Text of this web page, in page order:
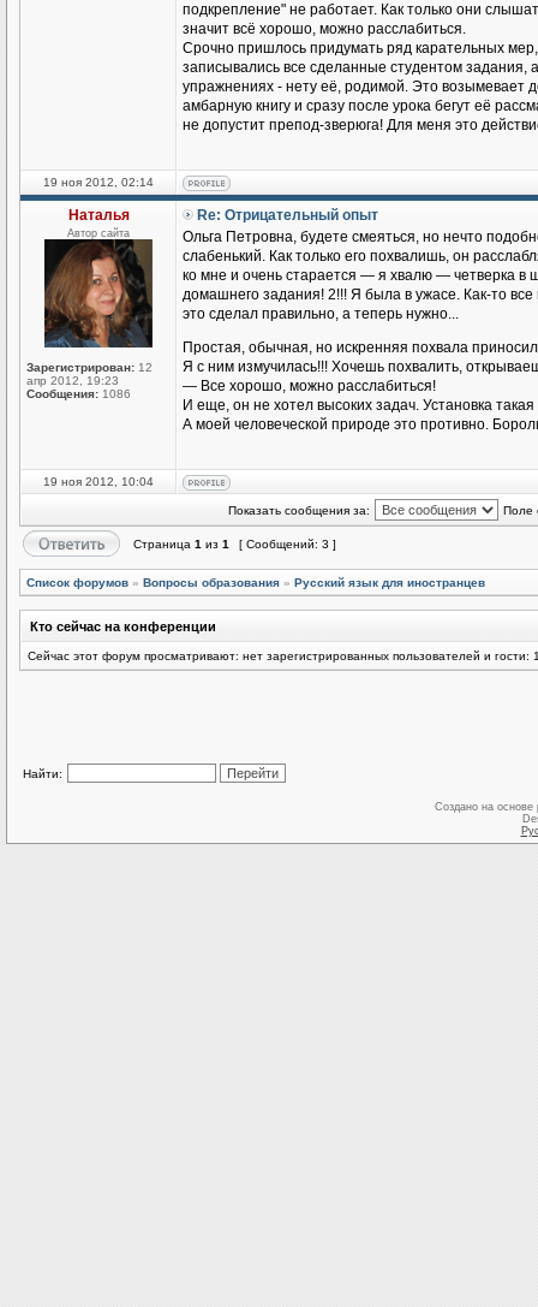
подкрепление" не работает. Как только они
значит всё хорошо, можно расслабиться.
Срочно пришлось придумать ряд карательных
записывались все сделанные студентом задания,
упражнениях - нету её, родимой. Это возымевает
амбарную книгу и сразу после урока бегут её
не допустит препод-зверюга! Для меня это
19 ноя 2012, 02:14
Наталья
Автор сайта
Зарегистрирован: 12
апр 2012, 19:23
Сообщения: 1086
Re: Отрицательный опыт
Ольга Петровна, будете смеяться, но нечто
слабенький. Как только его похвалишь, он
ко мне и очень старается — я хвалю — четверка
домашнего задания! 2!!! Я была в ужасе. Как-то
это сделал правильно, а теперь нужно...
Простая, обычная, но искренняя похвала
Я с ним измучилась!!! Хочешь похвалить,
— Все хорошо, можно расслабиться!
И еще, он не хотел высоких задач. Установка
А моей человеческой природе это противно.
19 ноя 2012, 10:04
Показать сообщения за: Поле
Страница 1 из 1 [ Сообщений: 3 ]
Список форумов » Вопросы образования » Русский язык для иностранцев
Кто сейчас на конференции
Сейчас этот форум просматривают: нет зарегистрированных пользователей и гости:
Найти:
Создано на основе